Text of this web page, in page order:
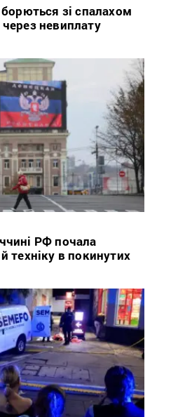
зі спалахом
невиплату
РФ почала
техніку в покинутих